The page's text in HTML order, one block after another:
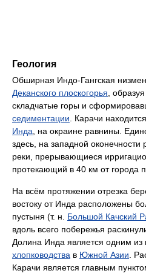
Геология
Обширная Индо-Гангская
Деканского плоскогорья ,
складчатые горы и
седиментации . Карачи
Инда , на окраине равнины.
здесь, на западной
реки, прерывающиеся
протекающий в 40 км от города
На всём протяжении отрезка
востоку от Инда расположены
пустыня (т. н. Большой Качский
вдоль всего побережья
Долина Инда является одним
хлопководства в Южной Азии .
Карачи является главным